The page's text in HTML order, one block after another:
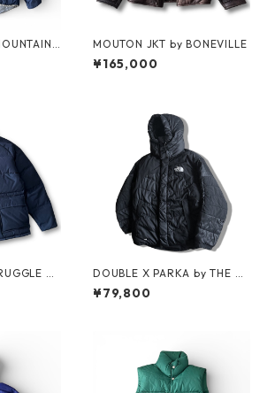
MOUTON JKT by BONEVILLE
¥165,000
G
DOUBLE X PARKA by THE N
ORTH FACE
¥79,800